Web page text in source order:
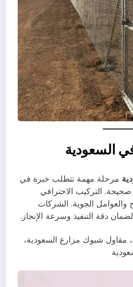
السعودية
مرحلة مهمة تتطلب خبرة في
التركيب الاحترافي
والعوامل الجوية. الشركات
دقة التنفيذ وسرعة الإنجاز.
شبوك مزارع السعودية،